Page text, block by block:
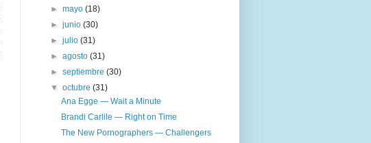
►mayo(18)
►junio(30)
►julio(31)
►agosto(31)
►septiembre(30)
▼octubre(31)
Ana Egge — Wait a Minute
Brandi Carlile — Right on Time
The New Pornographers — Challengers